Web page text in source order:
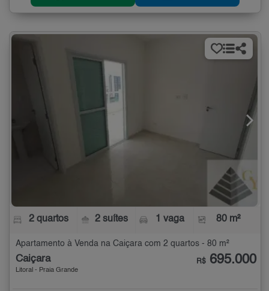
2 quartos 2 suítes 1 vaga 80 m²
Apartamento à Venda na Caiçara com 2 quartos - 80 m²
Caiçara
Litoral - Praia Grande
R$ 695.000